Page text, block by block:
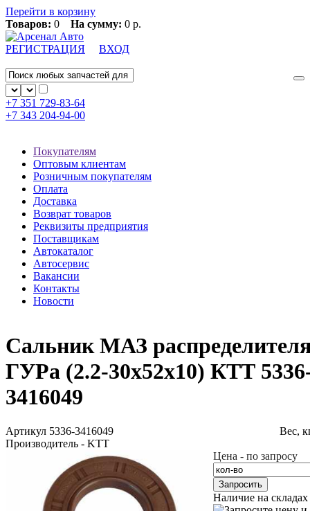
Перейти в корзину
Товаров: 0 На сумму: 0 р.
РЕГИСТРАЦИЯ ВХОД
+7 351 729-83-64
+7 343 204-94-00
Покупателям
Оптовым клиентам
Розничным покупателям
Оплата
Доставка
Возврат товаров
Реквизиты предприятия
Поставщикам
Автокаталог
Автосервис
Вакансии
Контакты
Новости
Сальник МАЗ
ГУРа (2.2-30х52х10) КТТ
3416049
Артикул 5336-3416049
Производитель - KTT
Вес,
Цена - по запросу
Запросить
Наличие на складах